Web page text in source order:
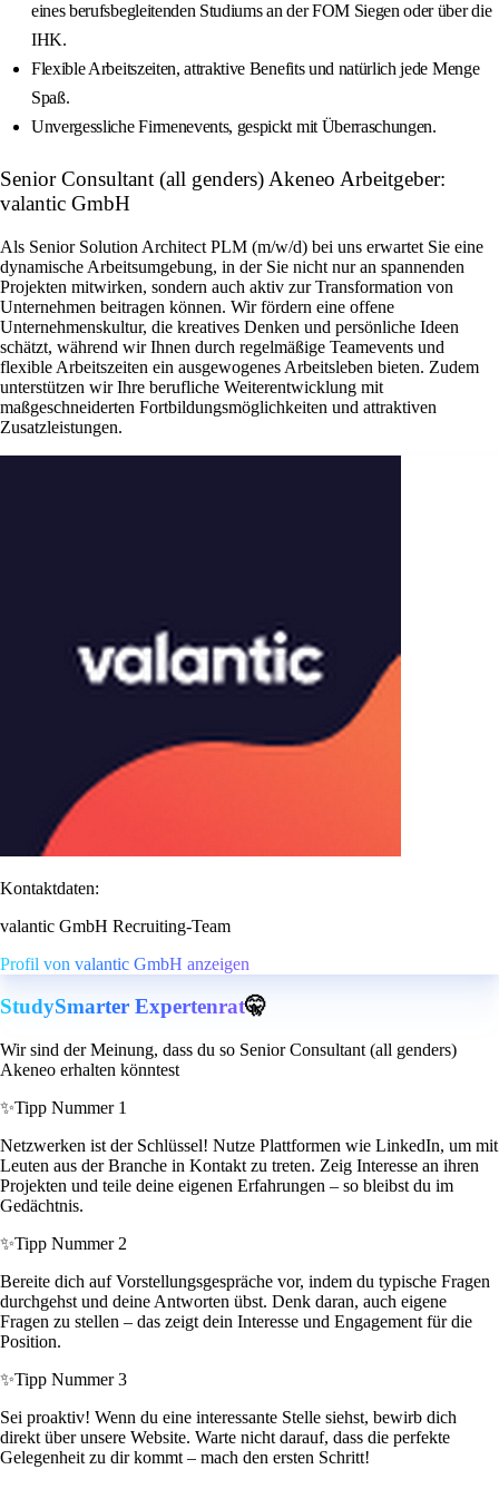
eines berufsbegleitenden Studiums an der FOM Siegen oder über die
IHK.
Flexible Arbeitszeiten, attraktive Benefits und natürlich jede Menge
Spaß.
Unvergessliche Firmenevents, gespickt mit Überraschungen.
Senior Consultant (all genders) Akeneo Arbeitgeber:
valantic GmbH
Als Senior Solution Architect PLM (m/w/d) bei uns erwartet Sie eine
dynamische Arbeitsumgebung, in der Sie nicht nur an spannenden
Projekten mitwirken, sondern auch aktiv zur Transformation von
Unternehmen beitragen können. Wir fördern eine offene
Unternehmenskultur, die kreatives Denken und persönliche Ideen
schätzt, während wir Ihnen durch regelmäßige Teamevents und
flexible Arbeitszeiten ein ausgewogenes Arbeitsleben bieten. Zudem
unterstützen wir Ihre berufliche Weiterentwicklung mit
maßgeschneiderten Fortbildungsmöglichkeiten und attraktiven
Zusatzleistungen.
Kontaktdaten:
valantic GmbH Recruiting-Team
Profil von valantic GmbH anzeigen
StudySmarter Expertenrat🤫
Wir sind der Meinung, dass du so Senior Consultant (all genders)
Akeneo erhalten könntest
✨Tipp Nummer 1
Netzwerken ist der Schlüssel! Nutze Plattformen wie LinkedIn, um mit
Leuten aus der Branche in Kontakt zu treten. Zeig Interesse an ihren
Projekten und teile deine eigenen Erfahrungen – so bleibst du im
Gedächtnis.
✨Tipp Nummer 2
Bereite dich auf Vorstellungsgespräche vor, indem du typische Fragen
durchgehst und deine Antworten übst. Denk daran, auch eigene
Fragen zu stellen – das zeigt dein Interesse und Engagement für die
Position.
✨Tipp Nummer 3
Sei proaktiv! Wenn du eine interessante Stelle siehst, bewirb dich
direkt über unsere Website. Warte nicht darauf, dass die perfekte
Gelegenheit zu dir kommt – mach den ersten Schritt!